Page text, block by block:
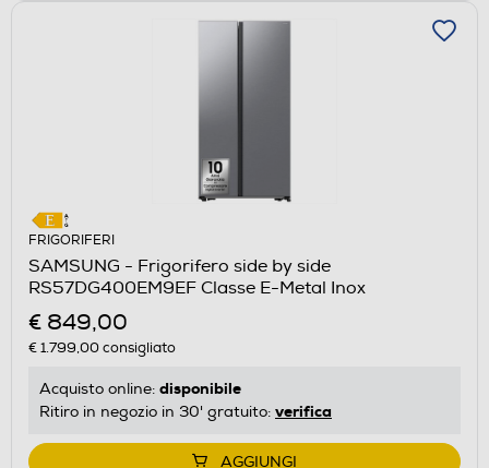
FRIGORIFERI
SAMSUNG - Frigorifero side by side
RS57DG400EM9EF Classe E-Metal Inox
€ 849,00
€ 1.799,00consigliato
Acquisto online: disponibile
Ritiro in negozio in 30' gratuito: verifica
AGGIUNGI